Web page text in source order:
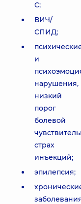
C;
ВИЧ/
СПИД;
и
нарушения,
низкий
порог
болевой
страх
инъекций;
эпилепсия;